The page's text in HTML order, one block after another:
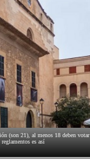
(son 21), al menos 18 deben votar
es así